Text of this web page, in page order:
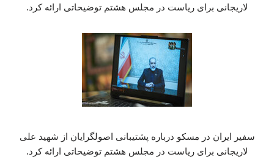
لاریجانی برای ریاست در مجلس هشتم توضیحاتی ارائه کرد.
سفیر ایران در مسکو درباره پشتیبانی اصولگرایان از شهید علی
لاریجانی برای ریاست در مجلس هشتم توضیحاتی ارائه کرد.